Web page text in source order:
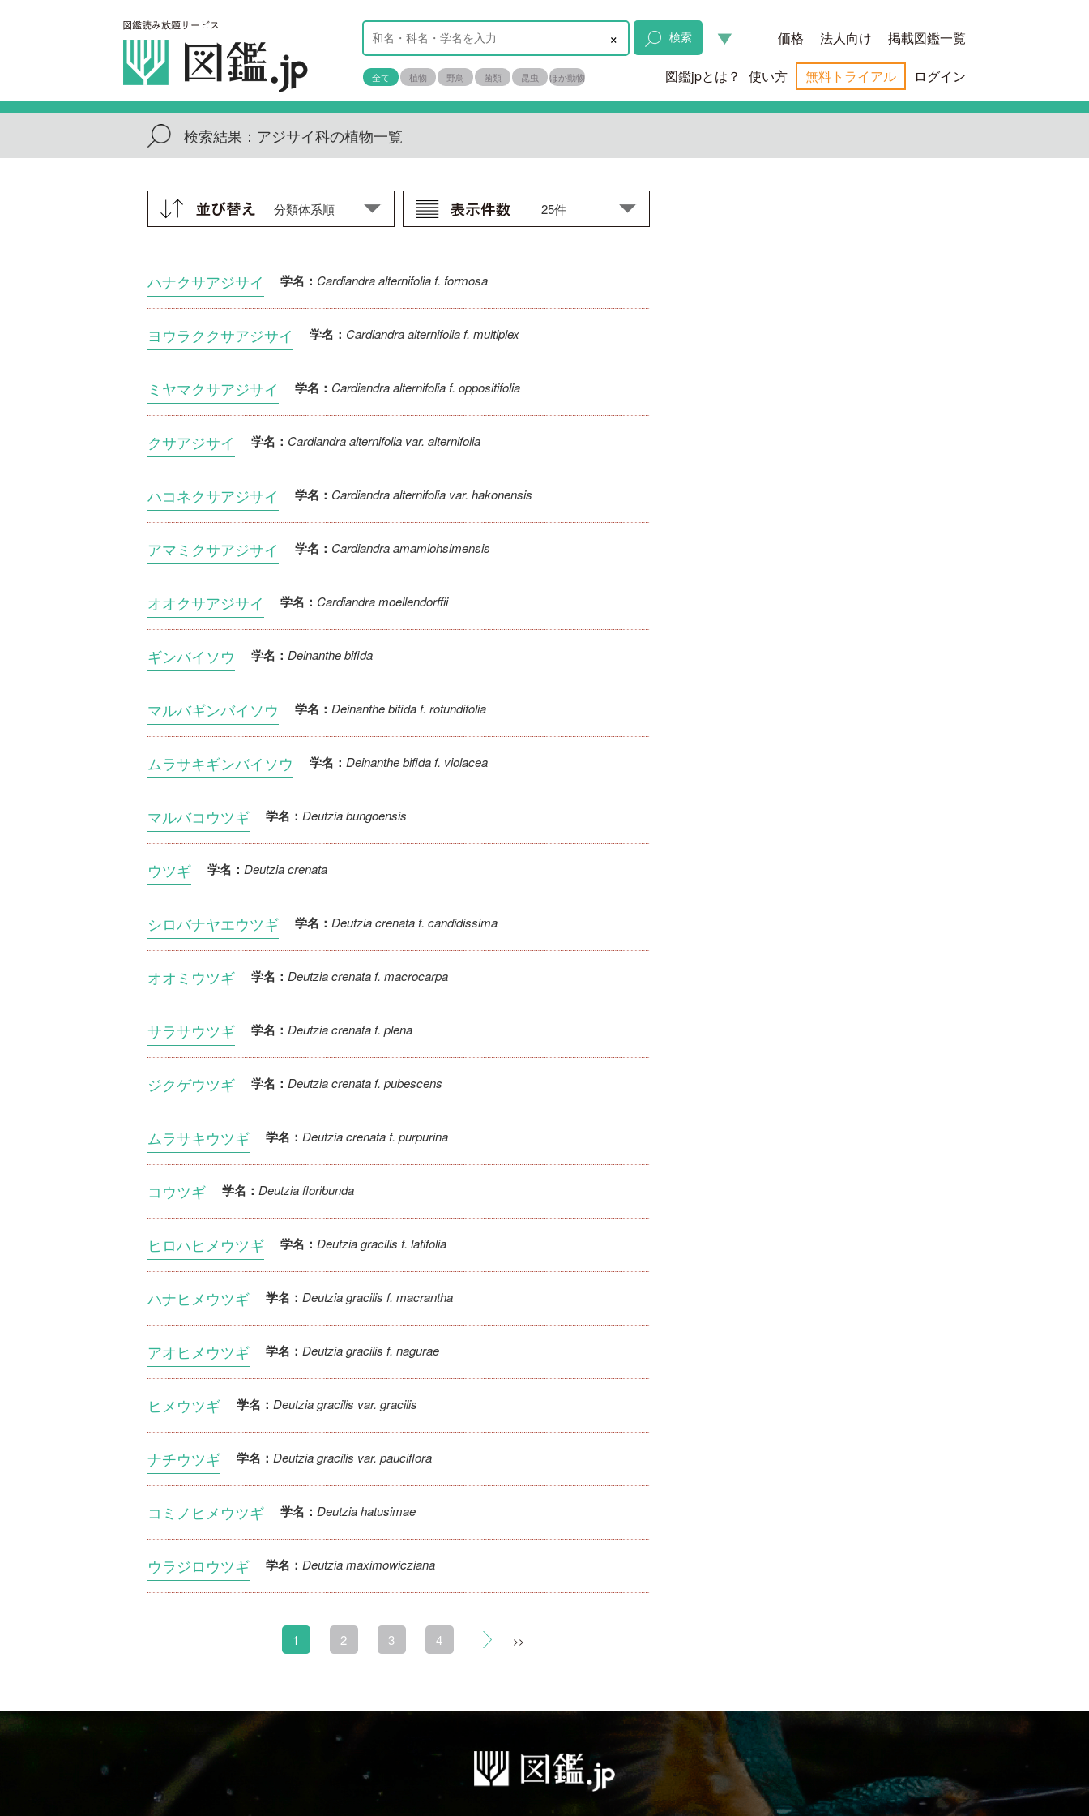
× 検索
全て 植物 野鳥 菌類 昆虫 ほか動物
価格 法人向け 掲載図鑑一覧
図鑑jpとは？ 使い方 無料トライアル ログイン
検索結果： アジサイ科の植物一覧
ハナクサアジサイ 学名： Cardiandra alternifolia f. formosa
ヨウラククサアジサイ 学名： Cardiandra alternifolia f. multiplex
ミヤマクサアジサイ 学名： Cardiandra alternifolia f. oppositifolia
クサアジサイ 学名： Cardiandra alternifolia var. alternifolia
ハコネクサアジサイ 学名： Cardiandra alternifolia var. hakonensis
アマミクサアジサイ 学名： Cardiandra amamiohsimensis
オオクサアジサイ 学名： Cardiandra moellendorffii
ギンバイソウ 学名： Deinanthe bifida
マルバギンバイソウ 学名： Deinanthe bifida f. rotundifolia
ムラサキギンバイソウ 学名： Deinanthe bifida f. violacea
マルバコウツギ 学名： Deutzia bungoensis
ウツギ 学名： Deutzia crenata
シロバナヤエウツギ 学名： Deutzia crenata f. candidissima
オオミウツギ 学名： Deutzia crenata f. macrocarpa
サラサウツギ 学名： Deutzia crenata f. plena
ジクゲウツギ 学名： Deutzia crenata f. pubescens
ムラサキウツギ 学名： Deutzia crenata f. purpurina
コウツギ 学名： Deutzia floribunda
ヒロハヒメウツギ 学名： Deutzia gracilis f. latifolia
ハナヒメウツギ 学名： Deutzia gracilis f. macrantha
アオヒメウツギ 学名： Deutzia gracilis f. nagurae
ヒメウツギ 学名： Deutzia gracilis var. gracilis
ナチウツギ 学名： Deutzia gracilis var. pauciflora
コミノヒメウツギ 学名： Deutzia hatusimae
ウラジロウツギ 学名： Deutzia maximowicziana
1 2 3 4 >>